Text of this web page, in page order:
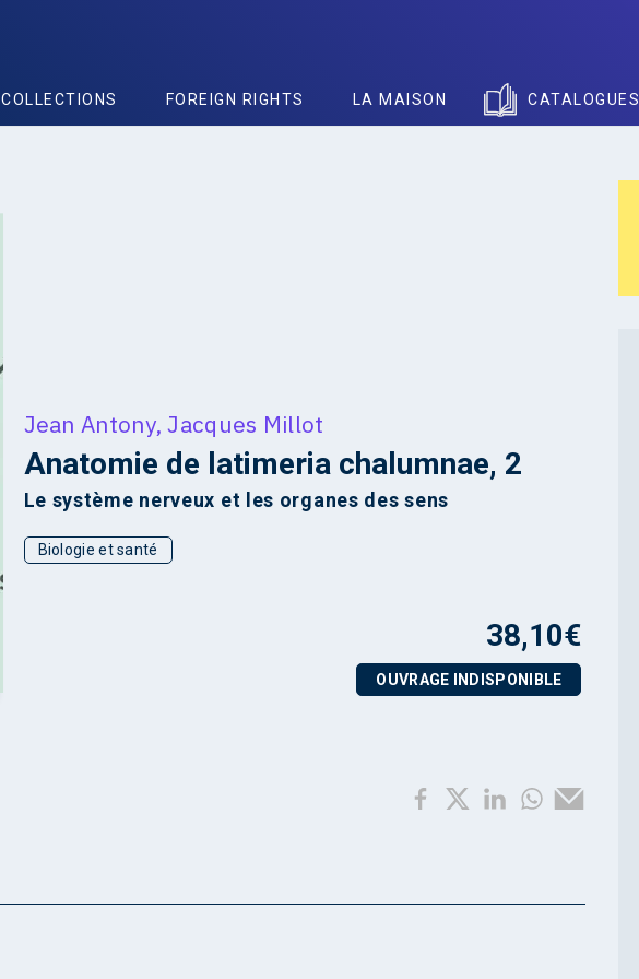
COLLECTIONS FOREIGN RIGHTS LA MAISON CATALOGUES
Jean Antony,Jacques Millot
Anatomie de latimeria chalumnae, 2
Le système nerveux et les organes des sens
Biologie et santé
38,10€
OUVRAGE INDISPONIBLE